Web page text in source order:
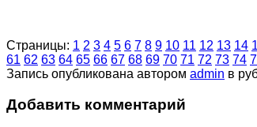
Страницы: 1 2 3 4 5 6 7 8 9 10 11 12 13 14
61 62 63 64 65 66 67 68 69 70 71 72 73 74
Запись опубликована автором admin в
Добавить комментарий